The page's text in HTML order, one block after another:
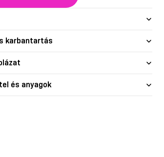
karbantartás
és anyagok